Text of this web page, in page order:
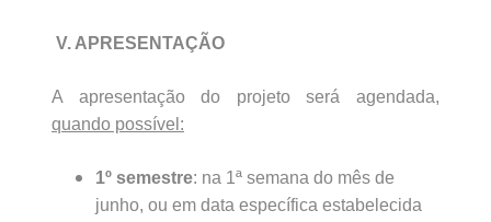
V. APRESENTAÇÃO
A apresentação do projeto será agendada,
quando possível:
1º semestre: na 1ª semana do mês de
junho, ou em data específica estabelecida